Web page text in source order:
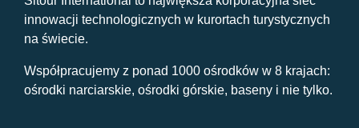
innowacji technologicznych w kurortach turystycznych
na świecie.
Współpracujemy z ponad 1000 ośrodków w 8 krajach:
ośrodki narciarskie, ośrodki górskie, baseny i nie tylko.